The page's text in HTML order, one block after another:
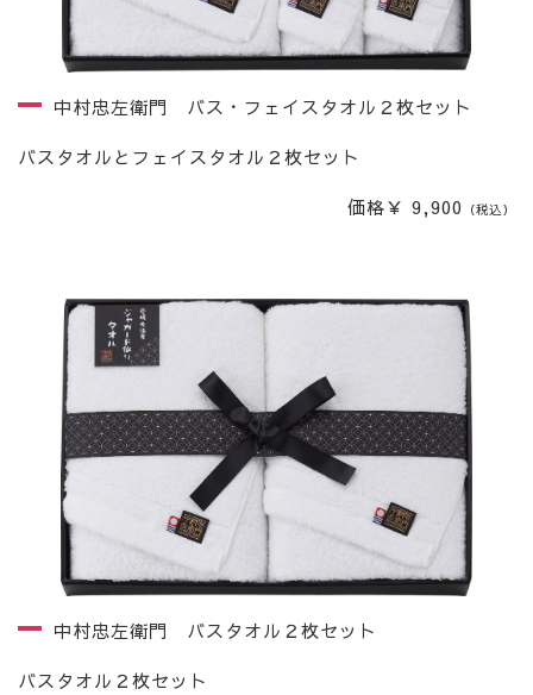
中村忠左衛門 バス・フェイスタオル２枚セット
バスタオルとフェイスタオル２枚セット
価格￥ 9,900 （税込）
中村忠左衛門 バスタオル２枚セット
バスタオル２枚セット